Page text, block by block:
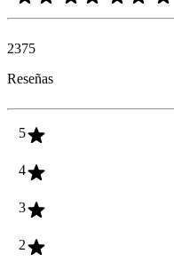
2375
Reseñas
5
4
3
2